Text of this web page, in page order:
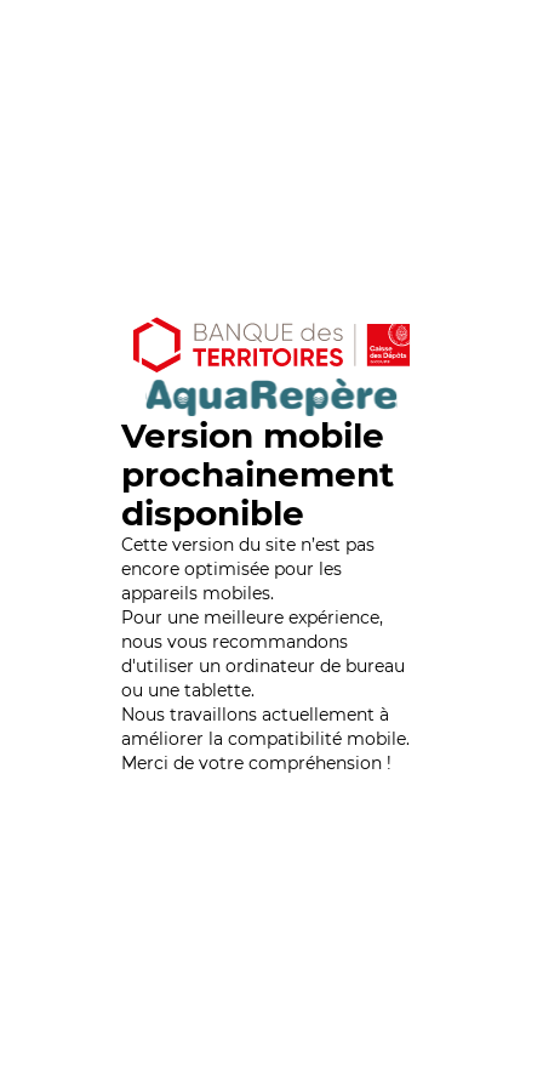
Version mobile
prochainement
disponible
Cette version du site n’est pas
encore optimisée pour les
appareils mobiles.
Pour une meilleure expérience,
nous vous recommandons
d'utiliser un ordinateur de bureau
ou une tablette.
Nous travaillons actuellement à
améliorer la compatibilité mobile.
Merci de votre compréhension !